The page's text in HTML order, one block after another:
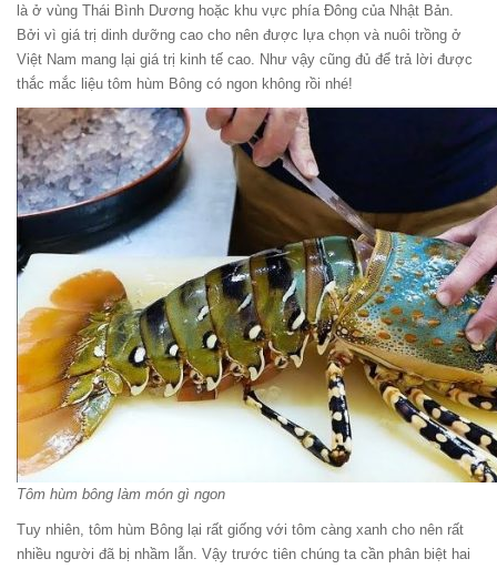
là ở vùng Thái Bình Dương hoặc khu vực phía Đông của Nhật Bản.
Bởi vì giá trị dinh dưỡng cao cho nên được lựa chọn và nuôi trồng ở
Việt Nam mang lại giá trị kinh tế cao. Như vậy cũng đủ để trả lời được
thắc mắc liệu tôm hùm Bông có ngon không rồi nhé!
Tôm hùm bông làm món gì ngon
Tuy nhiên, tôm hùm Bông lại rất giống với tôm càng xanh cho nên rất
nhiều người đã bị nhầm lẫn. Vậy trước tiên chúng ta cần phân biệt hai